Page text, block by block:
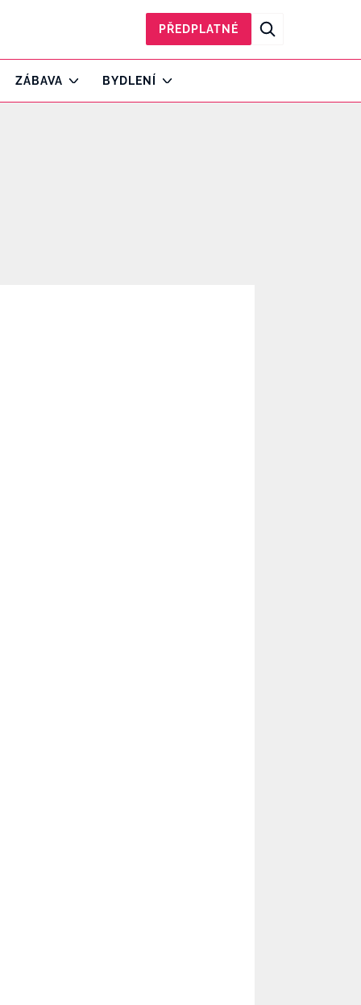
PŘEDPLATNÉ
ZÁBAVA BYDLENÍ